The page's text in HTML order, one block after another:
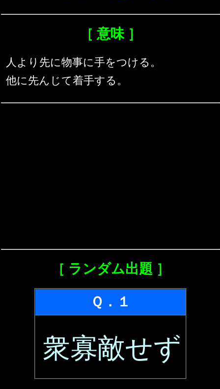
［ 意味 ］
人より先に物事に手をつける。
他に先んじて着手する。
［ ランダム出題 ］
Ｑ．１
衆寡敵せず